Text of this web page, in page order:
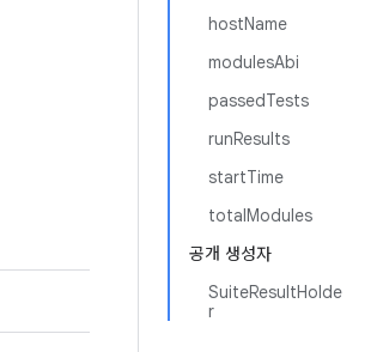
hostName
modulesAbi
passedTests
runResults
startTime
totalModules
공개 생성자
SuiteResultHolde
r